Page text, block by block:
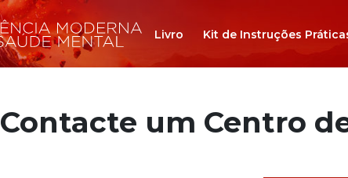
Livro Kit de Instruções
Contacte um Centro